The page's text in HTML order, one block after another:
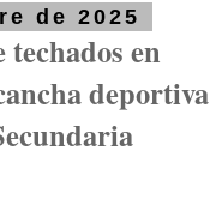
de 2025
en
deportiva